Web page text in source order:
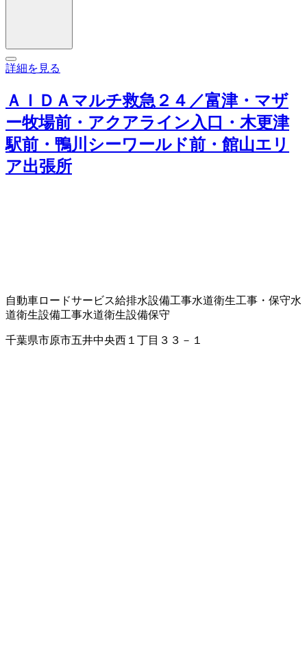
詳細を見る
ＡＩＤＡマルチ救急２４／富津・マザ
ー牧場前・アクアライン入口・木更津
駅前・鴨川シーワールド前・館山エリ
ア出張所
自動車ロードサービス給排水設備工事水道衛生工事・保守水
道衛生設備工事水道衛生設備保守
千葉県市原市五井中央西１丁目３３－１